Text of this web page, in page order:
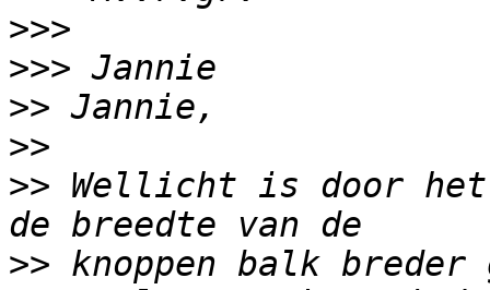
>>>
>>>
>>
>>
>> Wellicht is door het
>> knoppen balk breder